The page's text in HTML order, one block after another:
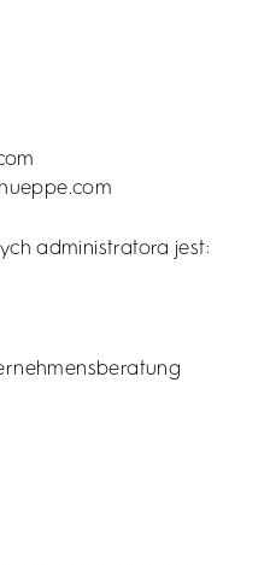
administratora jest: